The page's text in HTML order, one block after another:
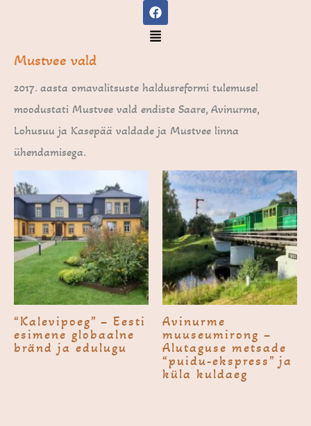
F
a
c
e
o
k
Menu
Mustvee vald
2017. aasta omavalitsuste haldusreformi tulemusel
moodustati Mustvee vald endiste Saare, Avinurme,
Lohusuu ja Kasepää valdade ja Mustvee linna
ühendamisega.
“Kalevi­poeg” – Eesti
esimene globaalne
bränd ja edulugu
Avi­nurme
muuseumi­rong –
Alutaguse metsade
“puidu-ekspress” ja
küla kuldaeg